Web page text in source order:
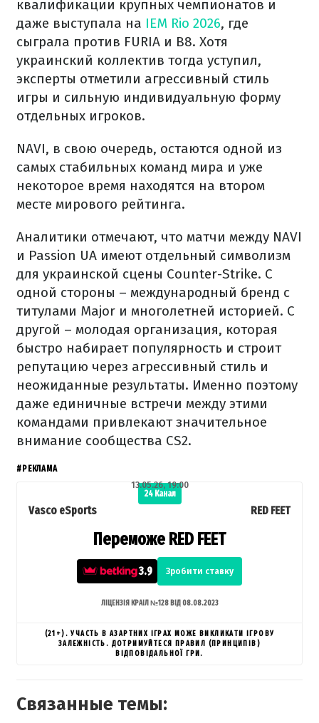
квалификации крупных чемпионатов и
даже выступала на IEM Rio 2026, где
сыграла против FURIA и B8. Хотя
украинский коллектив тогда уступил,
эксперты отметили агрессивный стиль
игры и сильную индивидуальную форму
отдельных игроков.
NAVI, в свою очередь, остаются одной из
самых стабильных команд мира и уже
некоторое время находятся на втором
месте мирового рейтинга.
Аналитики отмечают, что матчи между NAVI
и Passion UA имеют отдельный символизм
для украинской сцены Counter-Strike. С
одной стороны – международный бренд с
титулами Major и многолетней историей. С
другой – молодая организация, которая
быстро набирает популярность и строит
репутацию через агрессивный стиль и
неожиданные результаты. Именно поэтому
даже единичные встречи между этими
командами привлекают значительное
внимание сообщества CS2.
#РЕКЛАМА
24 Канал
Vasco eSports
13.05.26, 19:00
Переможе RED FEET
3.9 Зробити ставку
RED FEET
ЛІЦЕНЗІЯ КРАІЛ №128 ВІД 08.08.2023
(21+). УЧАСТЬ В АЗАРТНИХ ІГРАХ МОЖЕ ВИКЛИКАТИ ІГРОВУ
ЗАЛЕЖНІСТЬ. ДОТРИМУЙТЕСЯ ПРАВИЛ (ПРИНЦИПІВ)
ВІДПОВІДАЛЬНОЇ ГРИ.
Связанные темы: